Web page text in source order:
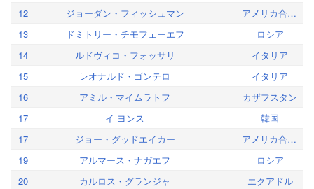
12
ジョーダン・フィッシュマン
アメリカ合衆国
13
ドミトリー・チモフェーエフ
ロシア
14
ルドヴィコ・フォッサリ
イタリア
15
レオナルド・ゴンテロ
イタリア
16
アミル・マイムラトフ
カザフスタン
17
イ ヨンス
韓国
17
ジョー・グッドエイカー
アメリカ合衆国
19
アルマース・ナガエフ
ロシア
20
カルロス・グランジャ
エクアドル